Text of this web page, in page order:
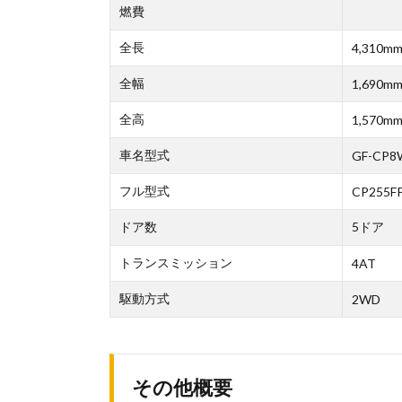
燃費
全長 4,310mm
全幅 1,690mm
全高 1,570mm
車名型式 GF-
フル型式
ドア数 5ドア
トランスミッション 4AT
駆動方式 2WD
その他概要